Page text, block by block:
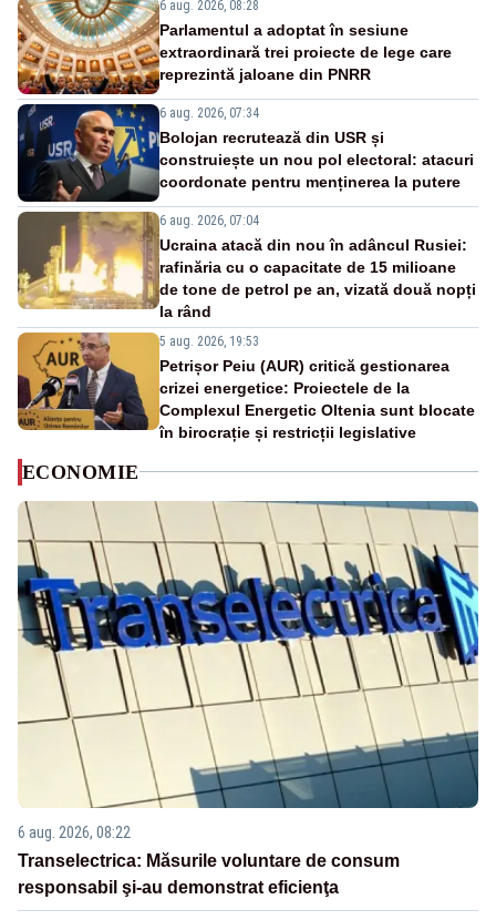
6 aug. 2026, 08:28
Parlamentul a adoptat în sesiune
extraordinară trei proiecte de lege care
reprezintă jaloane din PNRR
6 aug. 2026, 07:34
Bolojan recrutează din USR și
construiește un nou pol electoral: atacuri
coordonate pentru menținerea la putere
6 aug. 2026, 07:04
Ucraina atacă din nou în adâncul Rusiei:
rafinăria cu o capacitate de 15 milioane
de tone de petrol pe an, vizată două nopți
la rând
5 aug. 2026, 19:53
Petrișor Peiu (AUR) critică gestionarea
crizei energetice: Proiectele de la
Complexul Energetic Oltenia sunt blocate
în birocrație și restricții legislative
ECONOMIE
6 aug. 2026, 08:22
Transelectrica: Măsurile voluntare de consum
responsabil şi-au demonstrat eficienţa